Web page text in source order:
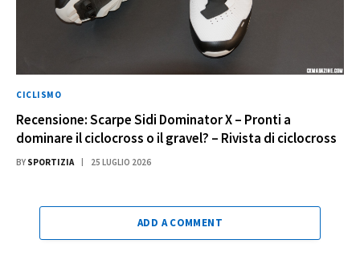
CICLISMO
Recensione: Scarpe Sidi Dominator X – Pronti a
dominare il ciclocross o il gravel? – Rivista di ciclocross
BY SPORTIZIA 25 LUGLIO 2026
ADD A COMMENT